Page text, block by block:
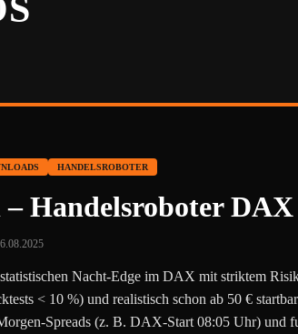
HANDELSROBOTER
Handelsroboter
Nacht-Edge im DAX mit striktem
< 10 %) und realistisch schon ab 50 €
Spreads (z. B. DAX-Start 08:05 Uhr) und